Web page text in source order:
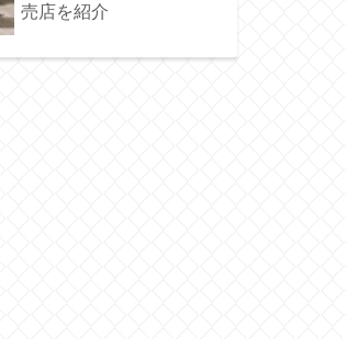
売店を紹介